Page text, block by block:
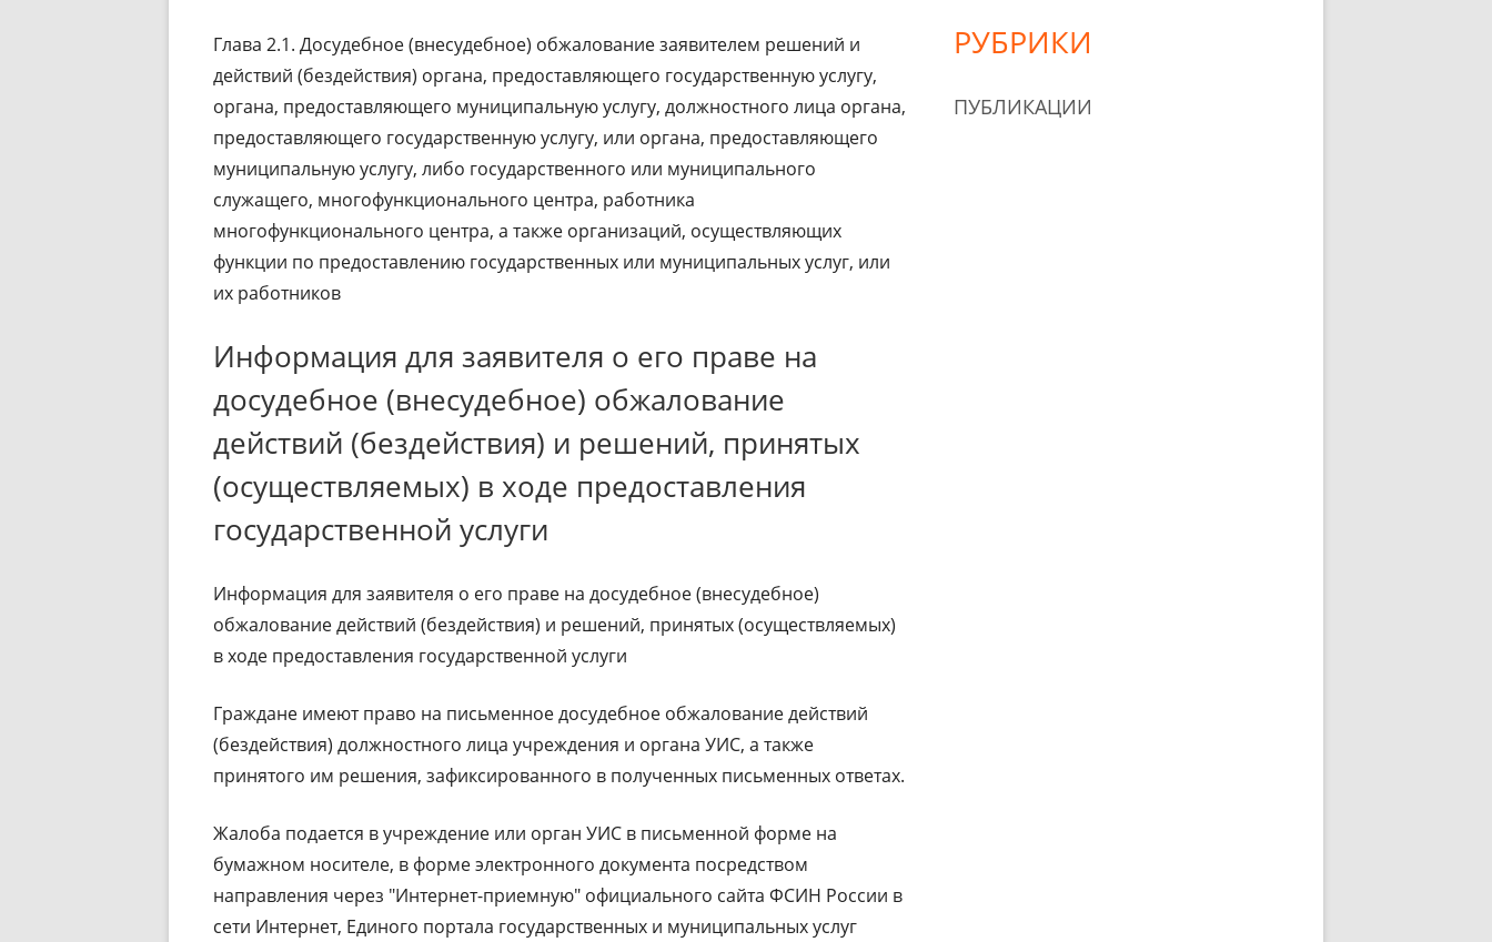
Глава 2.1. Досудебное (внесудебное) обжалование заявителем решений и
действий (бездействия) органа, предоставляющего государственную услугу,
органа, предоставляющего муниципальную услугу, должностного лица органа,
предоставляющего государственную услугу, или органа, предоставляющего
муниципальную услугу, либо государственного или муниципального
служащего, многофункционального центра, работника
многофункционального центра, а также организаций, осуществляющих
функции по предоставлению государственных или муниципальных услуг, или
их работников
Информация для заявителя о его праве на
досудебное (внесудебное) обжалование
действий (бездействия) и решений, принятых
(осуществляемых) в ходе предоставления
государственной услуги
Информация для заявителя о его праве на досудебное (внесудебное)
обжалование действий (бездействия) и решений, принятых (осуществляемых)
в ходе предоставления государственной услуги
Граждане имеют право на письменное досудебное обжалование действий
(бездействия) должностного лица учреждения и органа УИС, а также
принятого им решения, зафиксированного в полученных письменных ответах.
Жалоба подается в учреждение или орган УИС в письменной форме на
бумажном носителе, в форме электронного документа посредством
направления через "Интернет-приемную" официального сайта ФСИН России в
сети Интернет, Единого портала государственных и муниципальных услуг
РУБРИКИ
ПУБЛИКАЦИИ